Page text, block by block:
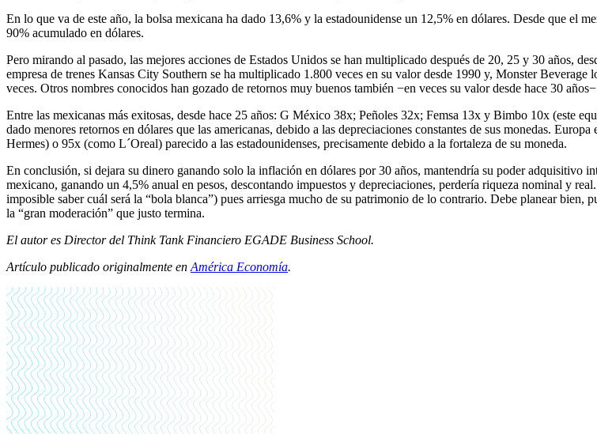
En lo que va de este año, la bolsa mexicana ha dado 13,6% y la estadounidense un 12,5% en dólares. Desde que el
90% acumulado en dólares.
Pero mirando al pasado, las mejores acciones de Estados Unidos se han multiplicado después de 20, 25 y 30 años,
empresa de trenes Kansas City Southern se ha multiplicado 1.800 veces en su valor desde 1990 y, Monster
veces. Otros nombres conocidos han gozado de retornos muy buenos también −en veces su valor desde hace 30
Entre las mexicanas más exitosas, desde hace 25 años: G México 38x; Peñoles 32x; Femsa 13x y Bimbo 10x (este
dado menores retornos en dólares que las americanas, debido a las depreciaciones constantes de sus monedas.
Hermes) o 95x (como L´Oreal) parecido a las estadounidenses, precisamente debido a la fortaleza de su moneda.
En conclusión, si dejara su dinero ganando solo la inflación en dólares por 30 años, mantendría su poder adquisitivo
mexicano, ganando un 4,5% anual en pesos, descontando impuestos y depreciaciones, perdería riqueza nominal y
imposible saber cuál será la “bola blanca”) pues arriesga mucho de su patrimonio de lo contrario. Debe planear
la “gran moderación” que justo termina.
El autor es Director del Think Tank Financiero EGADE Business School.
Artículo publicado originalmente enAmérica Economía.